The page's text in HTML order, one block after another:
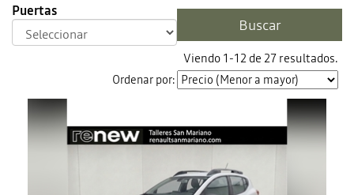
Puertas
Viendo 1-12 de 27 resultados.
Ordenar por: